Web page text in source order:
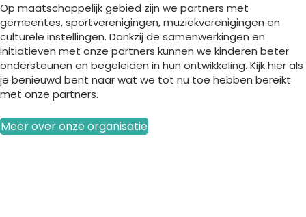
Op maatschappelijk gebied zijn we partners met
gemeentes, sportverenigingen, muziekverenigingen en
culturele instellingen. Dankzij de samenwerkingen en
initiatieven met onze partners kunnen we kinderen beter
ondersteunen en begeleiden in hun ontwikkeling. Kijk hier als
je benieuwd bent naar wat we tot nu toe hebben bereikt
met onze partners.
Meer over onze organisatie